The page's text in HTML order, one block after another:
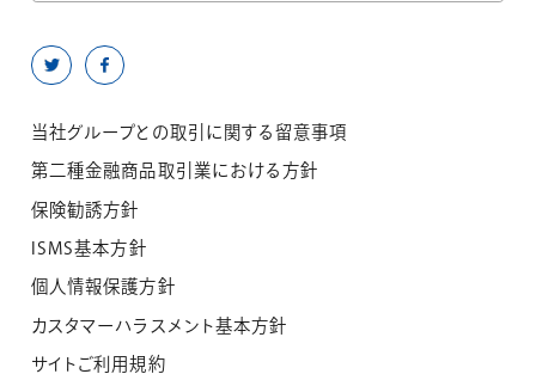
当社グループとの取引に関する留意事項
第二種金融商品取引業における方針
保険勧誘方針
ISMS基本方針
個人情報保護方針
カスタマーハラスメント基本方針
サイトご利用規約